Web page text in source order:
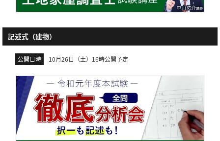
記述式（建物）
公開日時 10月26日（土）16時公開予定